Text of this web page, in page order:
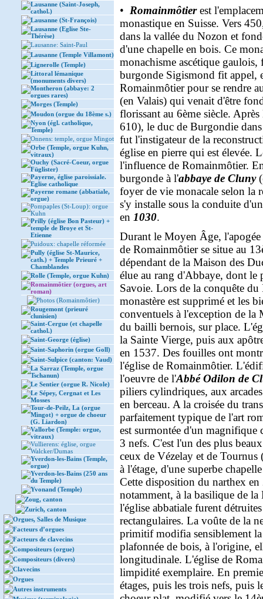
Lausanne (Saint-Joseph,
cathol.)
Lausanne (St-François)
Lausanne (Eglise Ste-
Thérèse)
Lausanne: Saint-Paul
Lausanne (Temple Villamont)
Lignerolle (Temple)
Littoral lémanique
(monuments divers)
Montheron (abbaye: 2
orgues rares)
Morges (Temple)
Moudon (orgue du 18ème s.)
Nyon (égl. catholique,
Temple)
Onnens: temple, orgue Mingot
Orbe (Temple, orgue Kuhn,
vitraux)
Ouchy (Sacré-Coeur, orgue
Füglister)
Payerne, église paroissiale.
Eglise catholique
Payerne romane (abbatiale,
orgue)
Pompaples (St-Loup): orgue
Kuhn
Prilly (église Bon Pasteur) +
temple de Broye et St-
Etienne
Puidoux: chapelle réformée
Pully (église St-Maurice,
cath.) + Temple Prieuré +
Chamblandes
Rolle (Temple, orgue Kuhn)
Romainmôtier (orgues, art
roman)
Photos (Romainmôtier)
Rougemont (prieuré
clunisien)
Saint-Cergue (et chapelle
cathol.)
Saint-George (église)
Saint-Saphorin (orgue Goll)
Saint-Sulpice (canton: Vaud)
La Sarraz (Temple, orgue
Tschanun)
Le Sentier (orgue R. Nicole)
Le Sépey, Cergnat et Les
Mosses
Tour-de-Peilz, La (orgue
Mingot) + orgue de choeur
(G. Liardon)
Vallorbe (Temple: orgue,
vitraux)
Vullierens: église, orgue
Walcker/Dumas
Yverdon-les-Bains (Temple,
orgue)
Yverdon-les-Bains (250 ans
du Temple)
Yvonand (Temple)
Zoug, canton
Zurich, canton
Orgues, Salles de Musique
Facteurs d’orgues
Facteurs de clavecins
Compositeurs (orgue)
Compositeurs (divers)
Clavecins
Orgues
Autres instruments
• Romainmôtierest
monastique en Suisse. Vers
dans la vallée du Nozon et
d'une chapelle en bois. Ce
monachisme ascétique
burgonde Sigismond fit appel,
Romainmôtier pour se rendre
(en Valais) qui venait d'être
florissant au 6ème siècle. Après
610), le duc de Burgondie
fut l'instigateur de la
église en pierre qui est élevée.
l'influence de Romainmôtier.
burgonde à l'abbaye de Cluny
foyer de vie monacale selon la
s'y installe sous la conduite
en 1030.
Durant le Moyen Âge, l'apogée
de Romainmôtier se situe au
dépendant de la Maison des
élue au rang d'Abbaye, dont
Savoie. Lors de la conquête
monastère est supprimé et les
conventuels à l'exception de la
du bailli bernois, sur place.
la Sainte Vierge, puis aux
en 1537. Des fouilles ont
l'église de Romainmôtier.
l'oeuvre de l'Abbé Odilon de
piliers cylindriques, aux arcades
en berceau. A la croisée du
parfaitement typique de l'art
est surmontée d'un magnifique
3 nefs. C'est l'un des plus
ceux de Vézelay et de
à l'étage, d'une superbe
Cette disposition du narthex en
notamment, à la basilique de
l'église abbatiale furent
rectangulaires. La voûte de la
primitif modifia sensiblement
plafonnée de bois, à l'origine,
longitudinale. L'église de
limpidité exemplaire. En
étages, puis les trois nefs, puis